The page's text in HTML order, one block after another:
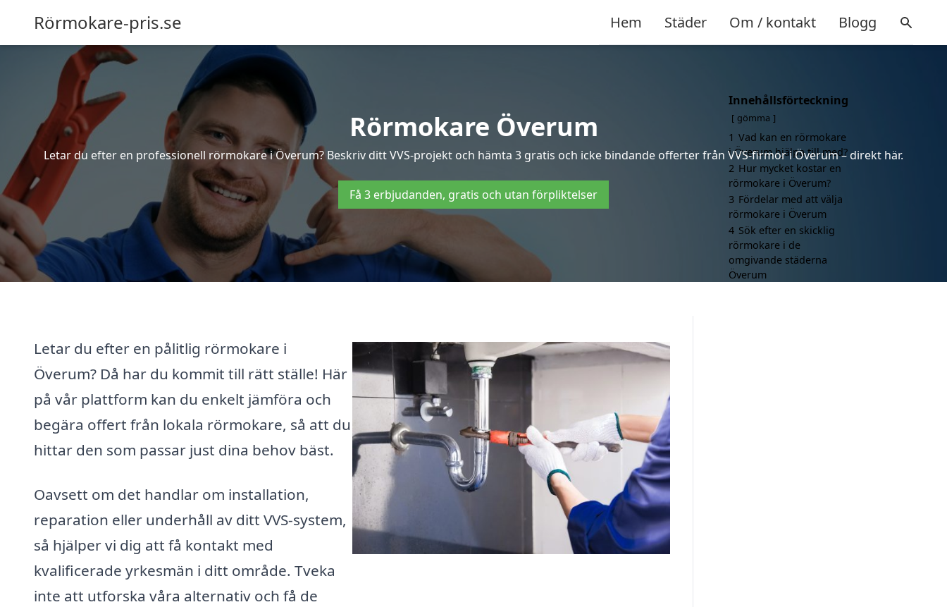
Rörmokare-pris.se Hem Städer Om / kontakt Blogg
Rörmokare Överum
Letar du efter en professionell rörmokare i Överum? Beskriv ditt VVS-projekt och hämta 3 gratis och icke bindande offerter från VVS-firmor i Överum – direkt här.
Få 3 erbjudanden, gratis och utan förpliktelser
Letar du efter en pålitlig rörmokare i
Överum? Då har du kommit till rätt ställe! Här
på vår plattform kan du enkelt jämföra och
begära offert från lokala rörmokare, så att du
hittar den som passar just dina behov bäst.
Oavsett om det handlar om installation,
reparation eller underhåll av ditt VVS-system,
så hjälper vi dig att få kontakt med
kvalificerade yrkesmän i ditt område. Tveka
inte att utforska våra alternativ och få de
Innehållsförteckning
gömma
1 Vad kan en rörmokare
i Överum hjälpa till med?
2 Hur mycket kostar en
rörmokare i Överum?
3 Fördelar med att välja
rörmokare i Överum
4 Sök efter en skicklig
rörmokare i de
omgivande städerna
Överum